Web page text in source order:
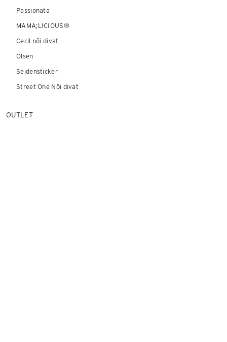
Passionata
MAMA;LICIOUS®
Cecil női divat
Olsen
Seidensticker
Street One Női divat
OUTLET